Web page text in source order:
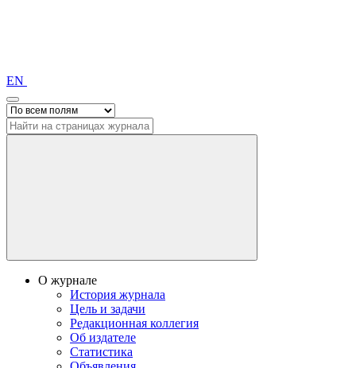
EN
О журнале
История журнала
Цель и задачи
Редакционная коллегия
Об издателе
Статистика